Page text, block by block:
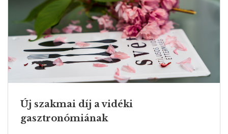
Új szakmai díj a vidéki
gasztronómiának